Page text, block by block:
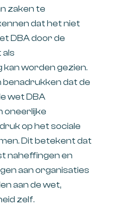
zaken te
dat het niet
DBA door de
worden gezien.
benadrukken dat de
wet DBA
oneerlijke
op het sociale
Dit betekent dat
naheffingen en
aan organisaties
aan de wet,
zelf.